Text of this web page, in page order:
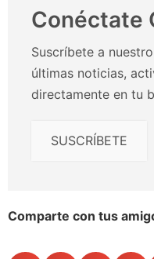
Conéctate
Suscríbete a
últimas noticias,
directamente en tu
SUSCRÍBETE
Comparte con tus